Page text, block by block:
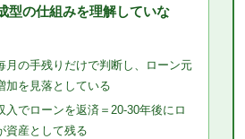
型の仕組みを理解していな
月の手残りだけで判断し、ローン元
加を見落としている
入でローンを返済＝20-30年後にロ
資産として残る